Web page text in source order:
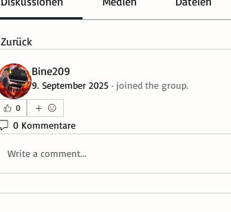
Zurück
Bine209
9. September 2025 · joined the group.
0
0 Kommentare
Write a comment...